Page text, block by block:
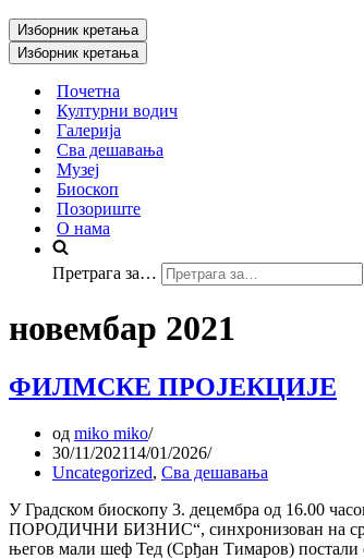
Изборник кретања
Изборник кретања
Почетна
Културни водич
Галерија
Сва дешавања
Музеј
Биоскоп
Позориште
О нама
Претрага за…
новембар 2021
ФИЛМСКЕ ПРОЈЕКЦИЈЕ
од miko miko
30/11/202114/01/2026
Uncategorized, Сва дешавања
У Градском биоскопу 3. децембра од 16.00
ПОРОДИЧНИ БИЗНИС“, синхронизован на
његов мали шеф Тед (Срђан Тимаров)